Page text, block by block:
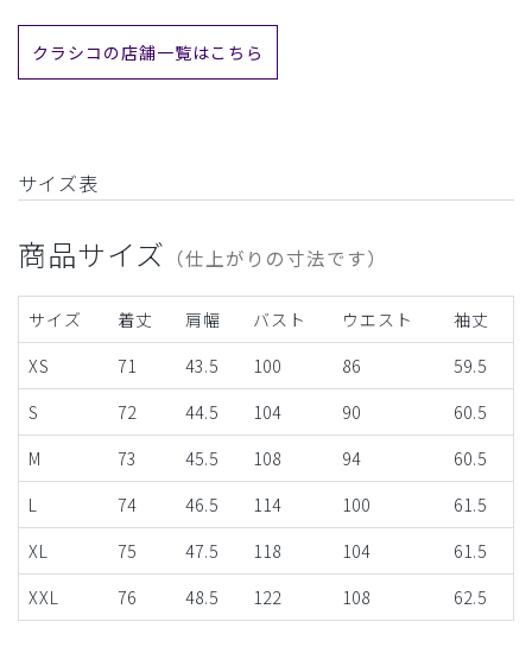
クラシコの店舗一覧はこちら
サイズ表
商品サイズ （仕上がりの寸法です）
サイズ 着丈 肩幅 バスト ウエスト
袖丈
XS
71 43.5 100 86
59.5
S
72 44.5 104 90
60.5
M
73 45.5 108 94
60.5
L
74 46.5 114 100
61.5
XL
75 47.5 118 104
61.5
XXL
76 48.5 122 108 62.5